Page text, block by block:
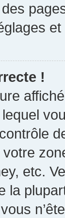
!
etc.
la